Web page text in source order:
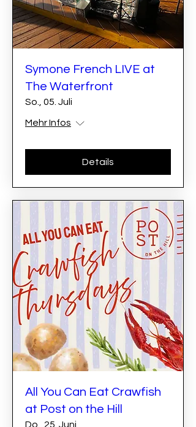
Symone French LIVE at
The Waterfront
So., 05. Juli
Mehr Infos
Details
All You Can Eat Crawfish
at Post on the Hill
Do., 25. Juni